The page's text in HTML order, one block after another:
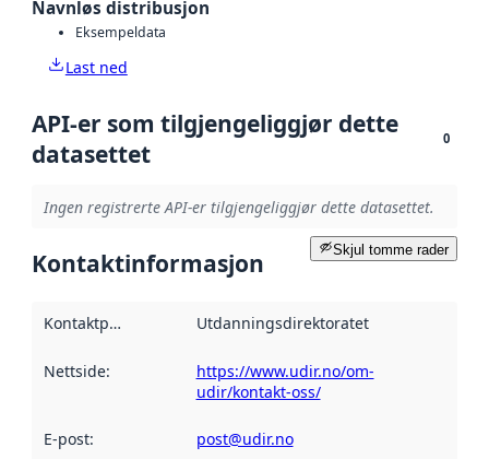
Navnløs distribusjon
Eksempeldata
Last ned
API-er som tilgjengeliggjør dette
datasettet
0
Ingen registrerte API-er tilgjengeliggjør dette datasettet.
Skjul tomme rader
Kontaktinformasjon
Kontaktpunkt Utdanningsdirektoratet
Nettside:
https://www.udir.no/om-
udir/kontakt-oss/
E-post: post@udir.no